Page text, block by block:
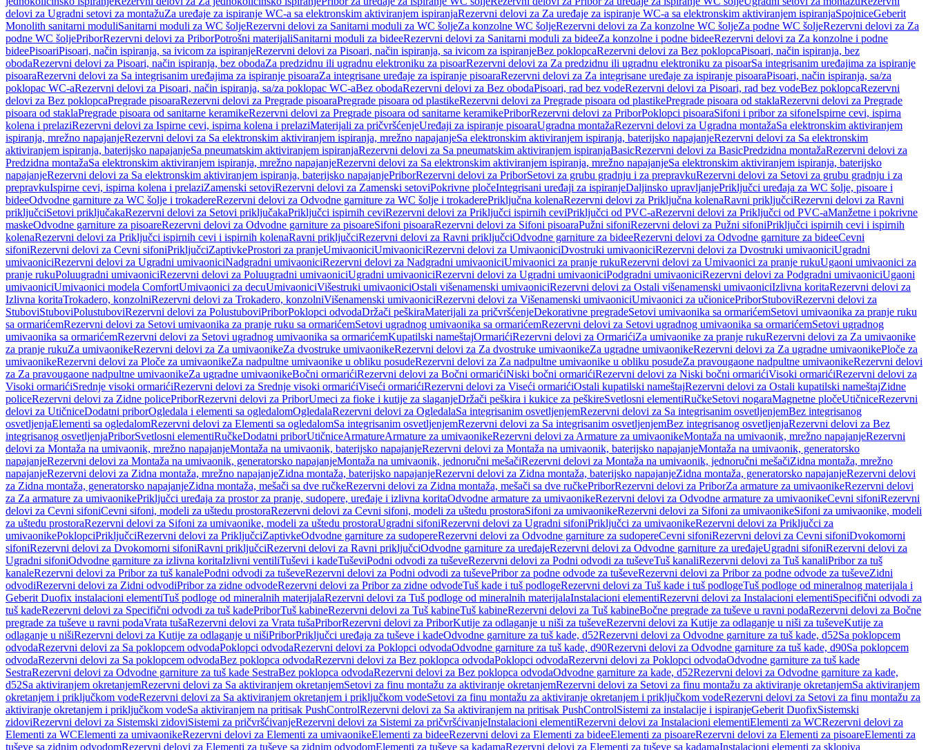
delovi za Ugradni setovi za montažuZa uređaje za ispiranje WC-a sa elektronskim aktiviranjem ispiranjaRezervni delovi za Za uređaje za ispiranje WC-a sa elektronskim aktiviranjem ispiranjaSpojniceGeberit
Monolith sanitarni moduliSanitarni moduli za WC šoljeRezervni delovi za Sanitarni moduli za WC šoljeZa konzolne WC šoljeRezervni delovi za Za konzolne WC šoljeZa podne WC šoljeRezervni delovi za Za
podne WC šoljePriborRezervni delovi za PriborPotrošni materijaliSanitarni moduli za bideeRezervni delovi za Sanitarni moduli za bideeZa konzolne i podne bideeRezervni delovi za Za konzolne i podne
bideePisoariPisoari, način ispiranja, sa ivicom za ispiranjeRezervni delovi za Pisoari, način ispiranja, sa ivicom za ispiranjeBez poklopcaRezervni delovi za Bez poklopcaPisoari, način ispiranja, bez
obodaRezervni delovi za Pisoari, način ispiranja, bez obodaZa predzidnu ili ugradnu elektroniku za pisoarRezervni delovi za Za predzidnu ili ugradnu elektroniku za pisoarSa integrisanim uređajima za ispiranje
pisoaraRezervni delovi za Sa integrisanim uređajima za ispiranje pisoaraZa integrisane uređaje za ispiranje pisoaraRezervni delovi za Za integrisane uređaje za ispiranje pisoaraPisoari, način ispiranja, sa/za
poklopac WC-aRezervni delovi za Pisoari, način ispiranja, sa/za poklopac WC-aBez obodaRezervni delovi za Bez obodaPisoari, rad bez vodeRezervni delovi za Pisoari, rad bez vodeBez poklopcaRezervni
delovi za Bez poklopcaPregrade pisoaraRezervni delovi za Pregrade pisoaraPregrade pisoara od plastikeRezervni delovi za Pregrade pisoara od plastikePregrade pisoara od staklaRezervni delovi za Pregrade
pisoara od staklaPregrade pisoara od sanitarne keramikeRezervni delovi za Pregrade pisoara od sanitarne keramikePriborRezervni delovi za PriborPoklopci pisoaraSifoni i pribor za sifoneIspirne cevi, ispirna
kolena i prelaziRezervni delovi za Ispirne cevi, ispirna kolena i prelaziMaterijali za pričvršćenjeUređaji za ispiranje pisoaraUgradna montažaRezervni delovi za Ugradna montažaSa elektronskim aktiviranjem
ispiranja, mrežno napajanjeRezervni delovi za Sa elektronskim aktiviranjem ispiranja, mrežno napajanjeSa elektronskim aktiviranjem ispiranja, baterijsko napajanjeRezervni delovi za Sa elektronskim
aktiviranjem ispiranja, baterijsko napajanjeSa pneumatskim aktiviranjem ispiranjaRezervni delovi za Sa pneumatskim aktiviranjem ispiranjaBasicRezervni delovi za BasicPredzidna montažaRezervni delovi za
Predzidna montažaSa elektronskim aktiviranjem ispiranja, mrežno napajanjeRezervni delovi za Sa elektronskim aktiviranjem ispiranja, mrežno napajanjeSa elektronskim aktiviranjem ispiranja, baterijsko
napajanjeRezervni delovi za Sa elektronskim aktiviranjem ispiranja, baterijsko napajanjePriborRezervni delovi za PriborSetovi za grubu gradnju i za prepravkuRezervni delovi za Setovi za grubu gradnju i za
prepravkuIspirne cevi, ispirna kolena i prelaziZamenski setoviRezervni delovi za Zamenski setoviPokrivne pločeIntegrisani uređaji za ispiranjeDaljinsko upravljanjePriključci uređaja za WC šolje, pisoare i
bideeOdvodne garniture za WC šolje i trokadereRezervni delovi za Odvodne garniture za WC šolje i trokaderePriključna kolenaRezervni delovi za Priključna kolenaRavni priključciRezervni delovi za Ravni
priključciSetovi priključakaRezervni delovi za Setovi priključakaPriključci ispirnih ceviRezervni delovi za Priključci ispirnih ceviPriključci od PVC-aRezervni delovi za Priključci od PVC-aManžetne i pokrivne
maskeOdvodne garniture za pisoareRezervni delovi za Odvodne garniture za pisoareSifoni pisoaraRezervni delovi za Sifoni pisoaraPužni sifoniRezervni delovi za Pužni sifoniPriključci ispirnih cevi i ispirnih
kolenaRezervni delovi za Priključci ispirnih cevi i ispirnih kolenaRavni priključciRezervni delovi za Ravni priključciOdvodne garniture za bideeRezervni delovi za Odvodne garniture za bideeCevni
sifoniRezervni delovi za Cevni sifoniPriključciZaptivkeProstori za pranjeUmivaoniciUmivaoniciRezervni delovi za UmivaoniciDvostruki umivaoniciRezervni delovi za Dvostruki umivaoniciUgradni
umivaoniciRezervni delovi za Ugradni umivaoniciNadgradni umivaoniciRezervni delovi za Nadgradni umivaoniciUmivaonici za pranje rukuRezervni delovi za Umivaonici za pranje rukuUgaoni umivaonici za
pranje rukuPoluugradni umivaoniciRezervni delovi za Poluugradni umivaoniciUgradni umivaoniciRezervni delovi za Ugradni umivaoniciPodgradni umivaoniciRezervni delovi za Podgradni umivaoniciUgaoni
umivaoniciUmivaonici modela ComfortUmivaonici za decuUmivaoniciVišestruki umivaoniciOstali višenamenski umivaoniciRezervni delovi za Ostali višenamenski umivaoniciIzlivna koritaRezervni delovi za
Izlivna koritaTrokadero, konzolniRezervni delovi za Trokadero, konzolniVišenamenski umivaoniciRezervni delovi za Višenamenski umivaoniciUmivaonici za učionicePriborStuboviRezervni delovi za
StuboviStuboviPolustuboviRezervni delovi za PolustuboviPriborPoklopci odvodaDržači peškiraMaterijali za pričvršćenjeDekorativne pregradeSetovi umivaonika sa ormarićemSetovi umivaonika za pranje ruku
sa ormarićemRezervni delovi za Setovi umivaonika za pranje ruku sa ormarićemSetovi ugradnog umivaonika sa ormarićemRezervni delovi za Setovi ugradnog umivaonika sa ormarićemSetovi ugradnog
umivaonika sa ormarićemRezervni delovi za Setovi ugradnog umivaonika sa ormarićemKupatilski nameštajOrmarićiRezervni delovi za OrmarićiZa umivaonike za pranje rukuRezervni delovi za Za umivaonike
za pranje rukuZa umivaonikeRezervni delovi za Za umivaonikeZa dvostruke umivaonikeRezervni delovi za Za dvostruke umivaonikeZa ugradne umivaonikeRezervni delovi za Za ugradne umivaonikePloče za
umivaonikeRezervni delovi za Ploče za umivaonikeZa nadpultne umivaonike u obliku posudeRezervni delovi za Za nadpultne umivaonike u obliku posudeZa pravougaone nadpultne umivaonikeRezervni delovi
za Za pravougaone nadpultne umivaonikeZa ugradne umivaonikeBočni ormarićiRezervni delovi za Bočni ormarićiNiski bočni ormarićiRezervni delovi za Niski bočni ormarićiVisoki ormarićiRezervni delovi za
Visoki ormarićiSrednje visoki ormarićiRezervni delovi za Srednje visoki ormarićiViseći ormarićiRezervni delovi za Viseći ormarićiOstali kupatilski nameštajRezervni delovi za Ostali kupatilski nameštajZidne
policeRezervni delovi za Zidne policePriborRezervni delovi za PriborUmeci za fioke i kutije za slaganjeDržači peškira i kukice za peškireSvetlosni elementiRučkeSetovi nogaraMagnetne pločeUtičniceRezervni
delovi za UtičniceDodatni priborOgledala i elementi sa ogledalomOgledalaRezervni delovi za OgledalaSa integrisanim osvetljenjemRezervni delovi za Sa integrisanim osvetljenjemBez integrisanog
osvetljenjaElementi sa ogledalomRezervni delovi za Elementi sa ogledalomSa integrisanim osvetljenjemRezervni delovi za Sa integrisanim osvetljenjemBez integrisanog osvetljenjaRezervni delovi za Bez
integrisanog osvetljenjaPriborSvetlosni elementiRučkeDodatni priborUtičniceArmatureArmature za umivaonikeRezervni delovi za Armature za umivaonikeMontaža na umivaonik, mrežno napajanjeRezervni
delovi za Montaža na umivaonik, mrežno napajanjeMontaža na umivaonik, baterijsko napajanjeRezervni delovi za Montaža na umivaonik, baterijsko napajanjeMontaža na umivaonik, generatorsko
napajanjeRezervni delovi za Montaža na umivaonik, generatorsko napajanjeMontaža na umivaonik, jednoručni mešačiRezervni delovi za Montaža na umivaonik, jednoručni mešačiZidna montaža, mrežno
napajanjeRezervni delovi za Zidna montaža, mrežno napajanjeZidna montaža, baterijsko napajanjeRezervni delovi za Zidna montaža, baterijsko napajanjeZidna montaža, generatorsko napajanjeRezervni delovi
za Zidna montaža, generatorsko napajanjeZidna montaža, mešači sa dve ručkeRezervni delovi za Zidna montaža, mešači sa dve ručkePriborRezervni delovi za PriborZa armature za umivaonikeRezervni delovi
za Za armature za umivaonikePriključci uređaja za prostor za pranje, sudopere, uređaje i izlivna koritaOdvodne armature za umivaonikeRezervni delovi za Odvodne armature za umivaonikeCevni sifoniRezervni
delovi za Cevni sifoniCevni sifoni, modeli za uštedu prostoraRezervni delovi za Cevni sifoni, modeli za uštedu prostoraSifoni za umivaonikeRezervni delovi za Sifoni za umivaonikeSifoni za umivaonike, modeli
za uštedu prostoraRezervni delovi za Sifoni za umivaonike, modeli za uštedu prostoraUgradni sifoniRezervni delovi za Ugradni sifoniPriključci za umivaonikeRezervni delovi za Priključci za
umivaonikePoklopciPriključciRezervni delovi za PriključciZaptivkeOdvodne garniture za sudopereRezervni delovi za Odvodne garniture za sudopereCevni sifoniRezervni delovi za Cevni sifoniDvokomorni
sifoniRezervni delovi za Dvokomorni sifoniRavni priključciRezervni delovi za Ravni priključciOdvodne garniture za uređajeRezervni delovi za Odvodne garniture za uređajeUgradni sifoniRezervni delovi za
Ugradni sifoniOdvodne garniture za izlivna koritaIzlivni ventiliTuševi i kadeTuševiPodni odvodi za tuševeRezervni delovi za Podni odvodi za tuševeTuš kanaliRezervni delovi za Tuš kanaliPribor za tuš
kanaleRezervni delovi za Pribor za tuš kanalePodni odvodi za tuševeRezervni delovi za Podni odvodi za tuševePribor za podne odvode za tuševeRezervni delovi za Pribor za podne odvode za tuševeZidni
odvodiRezervni delovi za Zidni odvodiPribor za zidne odvodeRezervni delovi za Pribor za zidne odvodeTuš kade i tuš podlogeRezervni delovi za Tuš kade i tuš podlogeTuš podloge od mineralnog materijala i
Geberit Duofix instalacioni elementiTuš podloge od mineralnih materijalaRezervni delovi za Tuš podloge od mineralnih materijalaInstalacioni elementiRezervni delovi za Instalacioni elementiSpecifični odvodi za
tuš kadeRezervni delovi za Specifični odvodi za tuš kadePriborTuš kabineRezervni delovi za Tuš kabineTuš kabineRezervni delovi za Tuš kabineBočne pregrade za tuševe u ravni podaRezervni delovi za Bočne
pregrade za tuševe u ravni podaVrata tušaRezervni delovi za Vrata tušaPriborRezervni delovi za PriborKutije za odlaganje u niši za tuševeRezervni delovi za Kutije za odlaganje u niši za tuševeKutije za
odlaganje u nišiRezervni delovi za Kutije za odlaganje u nišiPriborPriključci uređaja za tuševe i kadeOdvodne garniture za tuš kade, d52Rezervni delovi za Odvodne garniture za tuš kade, d52Sa poklopcem
odvodaRezervni delovi za Sa poklopcem odvodaPoklopci odvodaRezervni delovi za Poklopci odvodaOdvodne garniture za tuš kade, d90Rezervni delovi za Odvodne garniture za tuš kade, d90Sa poklopcem
odvodaRezervni delovi za Sa poklopcem odvodaBez poklopca odvodaRezervni delovi za Bez poklopca odvodaPoklopci odvodaRezervni delovi za Poklopci odvodaOdvodne garniture za tuš kade
SestraRezervni delovi za Odvodne garniture za tuš kade SestraBez poklopca odvodaRezervni delovi za Bez poklopca odvodaOdvodne garniture za kade, d52Rezervni delovi za Odvodne garniture za kade,
d52Sa aktiviranjem okretanjemRezervni delovi za Sa aktiviranjem okretanjemSetovi za finu montažu za aktiviranje okretanjemRezervni delovi za Setovi za finu montažu za aktiviranje okretanjemSa aktiviranjem
okretanjem i priključkom vodeRezervni delovi za Sa aktiviranjem okretanjem i priključkom vodeSetovi za finu montažu za aktiviranje okretanjem i priključkom vodeRezervni delovi za Setovi za finu montažu za
aktiviranje okretanjem i priključkom vodeSa aktiviranjem na pritisak PushControlRezervni delovi za Sa aktiviranjem na pritisak PushControlSistemi za instalacije i ispiranjeGeberit DuofixSistemski
zidoviRezervni delovi za Sistemski zidoviSistemi za pričvršćivanjeRezervni delovi za Sistemi za pričvršćivanjeInstalacioni elementiRezervni delovi za Instalacioni elementiElementi za WCRezervni delovi za
Elementi za WCElementi za umivaonikeRezervni delovi za Elementi za umivaonikeElementi za bideeRezervni delovi za Elementi za bideeElementi za pisoareRezervni delovi za Elementi za pisoareElementi za
tuševe sa zidnim odvodomRezervni delovi za Elementi za tuševe sa zidnim odvodomElementi za tuševe sa kadamaRezervni delovi za Elementi za tuševe sa kadamaInstalacioni elementi za sklopiva